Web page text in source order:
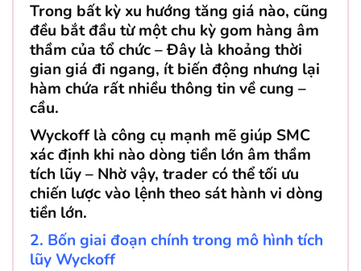
Trong bất kỳ xu hướng tăng giá nào, cũng
đều bắt đầu từ một chu kỳ gom hàng âm
thầm của tổ chức – Đây là khoảng thời
gian giá đi ngang, ít biến động nhưng lại
hàm chứa rất nhiều thông tin về cung –
cầu.
Wyckoff là công cụ mạnh mẽ giúp SMC
xác định khi nào dòng tiền lớn âm thầm
tích lũy – Nhờ vậy, trader có thể tối ưu
chiến lược vào lệnh theo sát hành vi dòng
tiền lớn.
2. Bốn giai đoạn chính trong mô hình tích
lũy Wyckoff